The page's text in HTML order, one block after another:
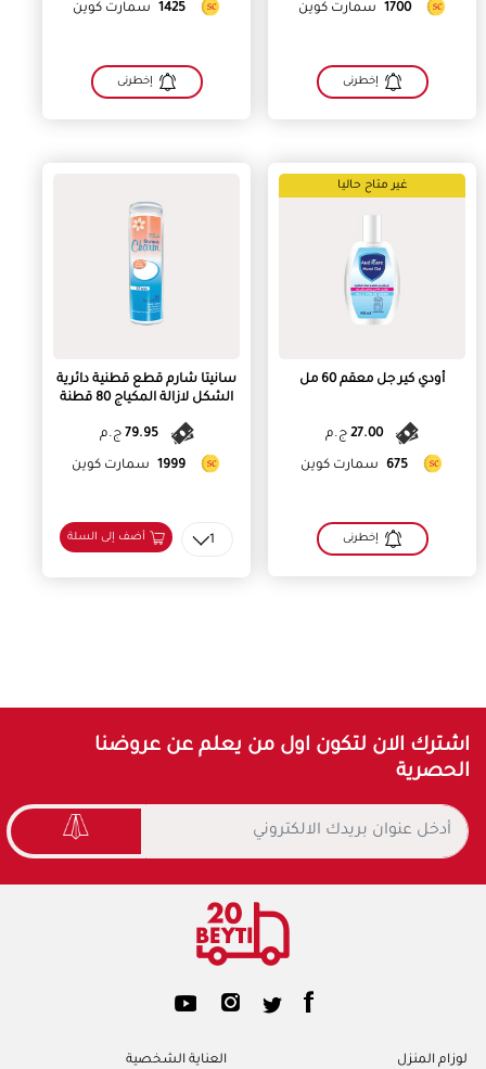
1700 سمارت كوين
إخطرنى
1425 سمارت كوين
إخطرنى
غير متاح حاليا
أودي كير جل معقم 60 مل
27.00 ج.م
675 سمارت كوين
إخطرنى
سانيتا شارم قطع قطنية دائرية
الشكل لازالة المكياج 80 قطنة
79.95 ج.م
1999 سمارت كوين
1 أضف إلى السلة
اشترك الان لتكون اول من يعلم عن عروضنا
الحصرية
لوزام المنزل العناية الشخصية